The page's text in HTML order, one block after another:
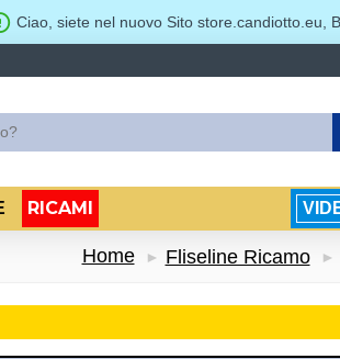
Ciao, siete nel nuovo Sito store.candiotto.eu,
RICAMI
Home Fliseline Ricamo